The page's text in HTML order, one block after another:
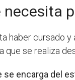
necesita
haber cursado
se realiza
se encarga del